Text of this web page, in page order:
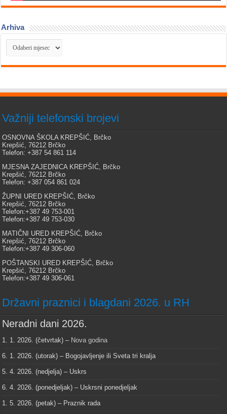
Arhiva
Arhiva
Važniji telefonski brojevi
OSNOVNA ŠKOLA KREPŠIĆ, Brčko
Krepšić, 76212 Brčko
Telefon: +387 54 861 114
MJESNA ZAJEDNICA KREPŠIĆ, Brčko
Krepšić, 76212 Brčko
Telefon: +387 054 861 024
ŽUPNI URED KREPŠIĆ, Brčko
Krepšić, 76212 Brčko
Telefon:+387 49 753-001
Telefon:+387 49 753-030
MATIČNI URED KREPŠIĆ, Brčko
Krepšić, 76212 Brčko
Telefon:+387 49 306-060
POŠTANSKI URED KREPŠIĆ, Brčko
Krepšić, 76212 Brčko
Telefon:+387 49 306-061
Državni praznici i blagdani 2026. u RH
Neradni dani 2026.
1. 1. 2026. (četvrtak) – Nova godina
6. 1. 2026. (utorak) – Bogojavljenje ili Sveta tri kralja
5. 4. 2026. (nedjelja) – Uskrs
6. 4. 2026. (ponedjeljak) – Uskrsni ponedjeljak
1. 5. 2026. (petak) – Praznik rada